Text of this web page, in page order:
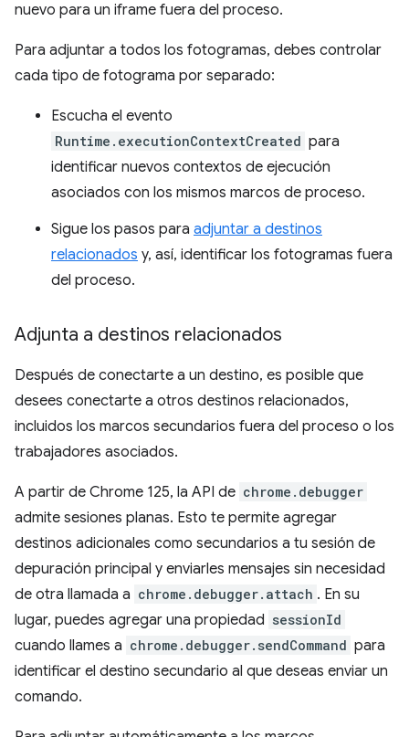
nuevo para un iframe fuera del proceso.
Para adjuntar a todos los fotogramas, debes controlar
cada tipo de fotograma por separado:
Escucha el evento
Runtime.executionContextCreated para
identificar nuevos contextos de ejecución
asociados con los mismos marcos de proceso.
Sigue los pasos para adjuntar a destinos
relacionados y, así, identificar los fotogramas fuera
del proceso.
Adjunta a destinos relacionados
Después de conectarte a un destino, es posible que
desees conectarte a otros destinos relacionados,
incluidos los marcos secundarios fuera del proceso o los
trabajadores asociados.
A partir de Chrome 125, la API de chrome.debugger
admite sesiones planas. Esto te permite agregar
destinos adicionales como secundarios a tu sesión de
depuración principal y enviarles mensajes sin necesidad
de otra llamada a chrome.debugger.attach . En su
lugar, puedes agregar una propiedad sessionId
cuando llames a chrome.debugger.sendCommand para
identificar el destino secundario al que deseas enviar un
comando.